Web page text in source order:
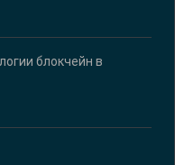
блокчейн в